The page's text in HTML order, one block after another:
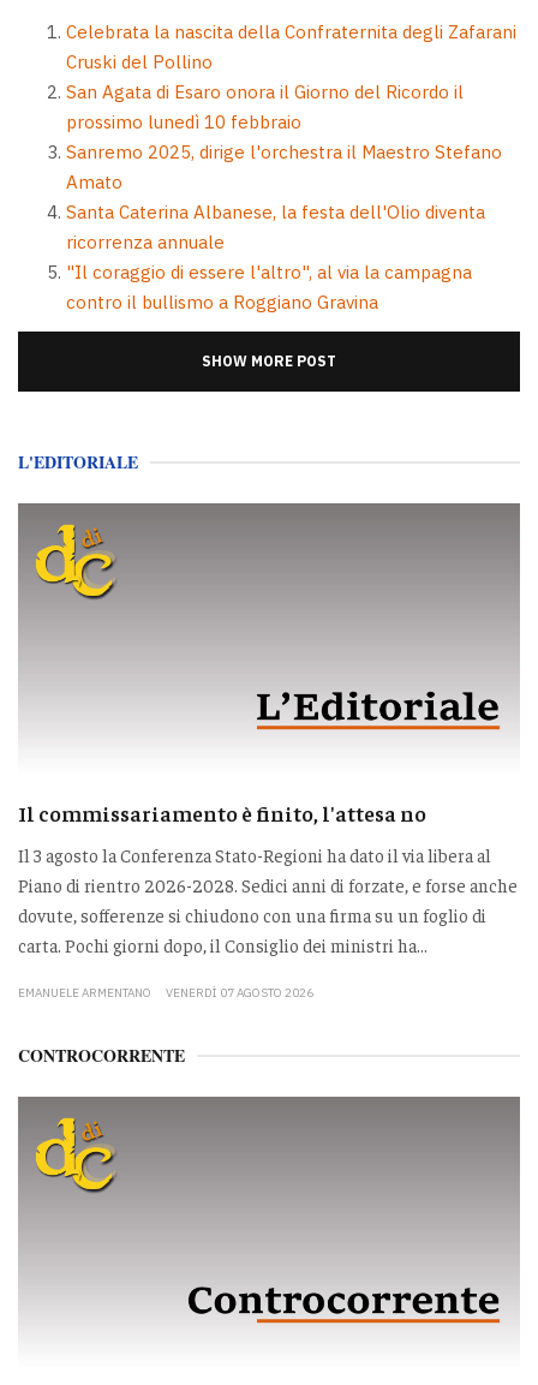
Celebrata la nascita della Confraternita degli Zafarani
Cruski del Pollino
San Agata di Esaro onora il Giorno del Ricordo il
prossimo lunedì 10 febbraio
Sanremo 2025, dirige l'orchestra il Maestro Stefano
Amato
Santa Caterina Albanese, la festa dell'Olio diventa
ricorrenza annuale
"Il coraggio di essere l'altro", al via la campagna
contro il bullismo a Roggiano Gravina
SHOW MORE POST
L'EDITORIALE
Il commissariamento è finito, l'attesa no
Il 3 agosto la Conferenza Stato-Regioni ha dato il via libera al
Piano di rientro 2026-2028. Sedici anni di forzate, e forse anche
dovute, sofferenze si chiudono con una firma su un foglio di
carta. Pochi giorni dopo, il Consiglio dei ministri ha...
EMANUELE ARMENTANO VENERDÌ 07 AGOSTO 2026
CONTROCORRENTE